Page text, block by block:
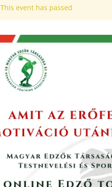
This event has passed